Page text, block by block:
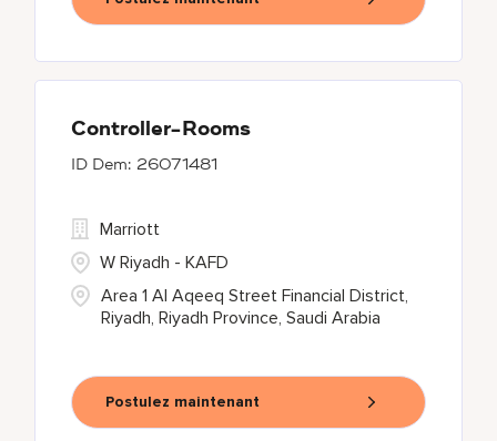
Controller-Rooms
26071481
Area 1 Al Aqeeq Street Financial District,
Riyadh, Riyadh Province, Saudi Arabia
Marriott
W Riyadh - KAFD
Postulez maintenant